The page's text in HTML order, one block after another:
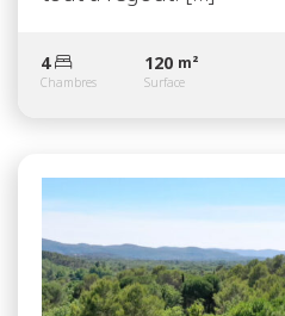
4
Chambres
120 m²
Surface